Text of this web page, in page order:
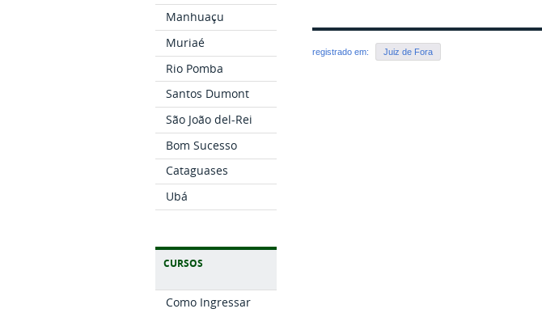
Manhuaçu
Muriaé
Rio Pomba
Santos Dumont
São João del-Rei
Bom Sucesso
Cataguases
Ubá
CURSOS
Como Ingressar
registrado em: Juiz de Fora